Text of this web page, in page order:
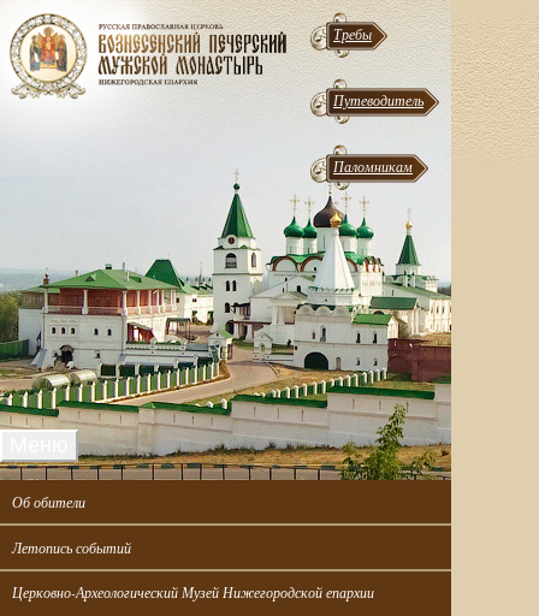
Требы
Путеводитель
Паломникам
Об обители
Летопись событий
Церковно-Археологический Музей Нижегородской епархии